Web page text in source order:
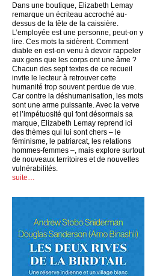
Dans une boutique, Elizabeth Lemay
remarque un écriteau accroché au-
dessus de la tête de la caissière.
L’employée est une personne, peut-on y
lire. Ces mots la sidèrent. Comment
diable en est-on venu à devoir rappeler
aux gens que les corps ont une âme ?
Chacun des sept textes de ce recueil
invite le lecteur à retrouver cette
humanité trop souvent perdue de vue.
Car contre la déshumanisation, les mots
sont une arme puissante. Avec la verve
et l’impétuosité qui font désormais sa
marque, Elizabeth Lemay reprend ici
des thèmes qui lui sont chers – le
féminisme, le patriarcat, les relations
hommes-femmes –, mais explore surtout
de nouveaux territoires et de nouvelles
vulnérabilités.
suite…